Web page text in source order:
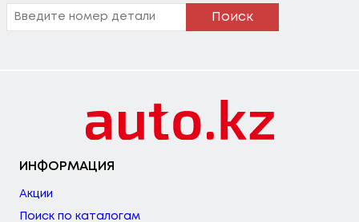
Поиск
ИНФОРМАЦИЯ
Акции
Поиск по каталогам